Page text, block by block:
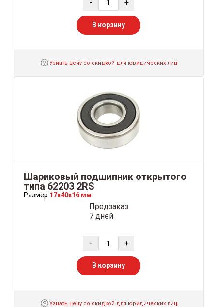
- +
В корзину
Узнать цену со скидкой для юридических лиц
Шариковый подшипник открытого
типа 62203 2RS
Размер:17x40x16 мм
Предзаказ
7 дней
- +
В корзину
Узнать цену со скидкой для юридических лиц